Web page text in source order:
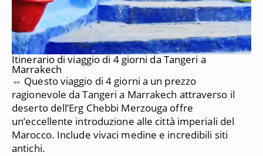
Itinerario di viaggio di 4 giorni da Tangeri a
Marrakech
⇔ Questo viaggio di 4 giorni a un prezzo
ragionevole da Tangeri a Marrakech attraverso il
deserto dell’Erg Chebbi Merzouga offre
un’eccellente introduzione alle città imperiali del
Marocco. Include vivaci medine e incredibili siti
antichi.